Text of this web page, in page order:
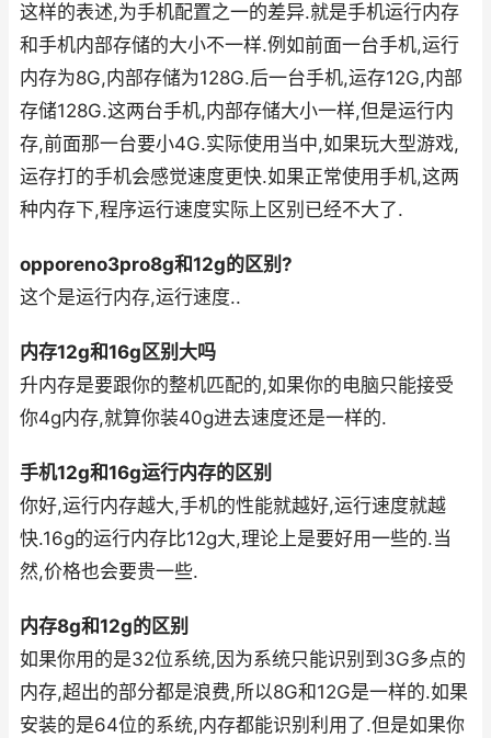
这样的表述,为手机配置之一的差异.就是手机运行内存
和手机内部存储的大小不一样.例如前面一台手机,运行
内存为8G,内部存储为128G.后一台手机,运存12G,内部
存储128G.这两台手机,内部存储大小一样,但是运行内
存,前面那一台要小4G.实际使用当中,如果玩大型游戏,
运存打的手机会感觉速度更快.如果正常使用手机,这两
种内存下,程序运行速度实际上区别已经不大了.
opporeno3pro8g和12g的区别?
这个是运行内存,运行速度..
内存12g和16g区别大吗
升内存是要跟你的整机匹配的,如果你的电脑只能接受
你4g内存,就算你装40g进去速度还是一样的.
手机12g和16g运行内存的区别
你好,运行内存越大,手机的性能就越好,运行速度就越
快.16g的运行内存比12g大,理论上是要好用一些的.当
然,价格也会要贵一些.
内存8g和12g的区别
如果你用的是32位系统,因为系统只能识别到3G多点的
内存,超出的部分都是浪费,所以8G和12G是一样的.如果
安装的是64位的系统,内存都能识别利用了.但是如果你